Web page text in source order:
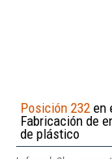
Posición 232 en
Fabricación de
de plástico